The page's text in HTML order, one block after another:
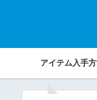
アイテム入手